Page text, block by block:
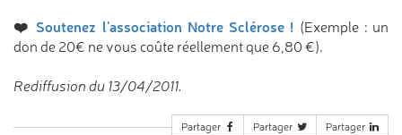
❤️ Soutenez l'association Notre Sclérose ! (Exemple : un
don de 20€ ne vous coûte réellement que 6,80 €).
Rediffusion du 13/04/2011.
Partager Partager Partager